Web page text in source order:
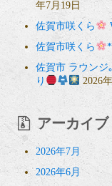
年7月19日
佐賀市咲くら
佐賀市咲くら
佐賀市 ラウン
り
2026
アーカイブ
2026年7月
2026年6月